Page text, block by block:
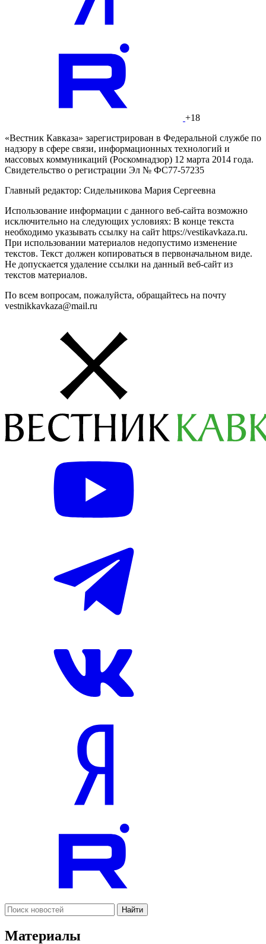
+18
«Вестник Кавказа» зарегистрирован в Федеральной службе по
надзору в сфере связи, информационных технологий и
массовых коммуникаций (Роскомнадзор) 12 марта 2014 года.
Свидетельство о регистрации Эл № ФС77-57235
Главный редактор: Сидельникова Мария Сергеевна
Использование информации с данного веб-сайта возможно
исключительно на следующих условиях: В конце текста
необходимо указывать ссылку на сайт https://vestikavkaza.ru.
При использовании материалов недопустимо изменение
текстов. Текст должен копироваться в первоначальном виде.
Не допускается удаление ссылки на данный веб-сайт из
текстов материалов.
По всем вопросам, пожалуйста, обращайтесь на почту
vestnikkavkaza@mail.ru
Найти
Материалы